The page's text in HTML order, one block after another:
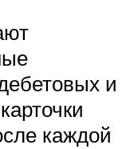
и
каждой